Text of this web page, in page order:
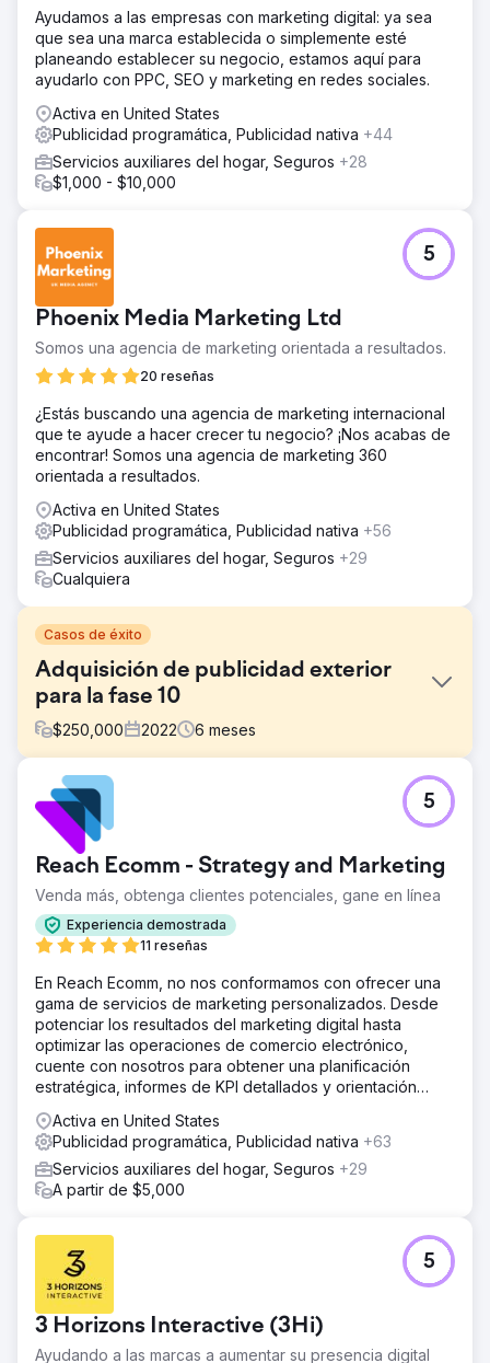
Ayudamos a las empresas con marketing digital: ya sea
que sea una marca establecida o simplemente esté
planeando establecer su negocio, estamos aquí para
ayudarlo con PPC, SEO y marketing en redes sociales.
Activa en United States
Publicidad programática, Publicidad nativa +44
Servicios auxiliares del hogar, Seguros +28
$1,000 - $10,000
Phoenix Media Marketing Ltd
Somos una agencia de marketing orientada a resultados.
20 reseñas
5
¿Estás buscando una agencia de marketing internacional
que te ayude a hacer crecer tu negocio? ¡Nos acabas de
encontrar! Somos una agencia de marketing 360
orientada a resultados.
Activa en United States
Publicidad programática, Publicidad nativa +56
Servicios auxiliares del hogar, Seguros +29
Cualquiera
Casos de éxito
Adquisición de publicidad exterior
para la fase 10
$250,000 2022 6 meses
El reto
Ante el desafío de aumentar el conocimiento de las
aplicaciones de la Fase 10, nuestro equipo ejecutó una
campaña integral de publicidad exterior en DFW, dirigida
al conocimiento y las descargas de aplicaciones.
La solución
Nuestro equipo recopiló una colección de ubicaciones
de estreno. Estas ubicaciones incluyeron 25 quioscos
la ciudad, 7 pantallas digitales en centros comerciales
locales de Dallas y anuncios de retargeting móvil
programático de cortesía basados en el seguimiento de
dispositivos y la proximidad geográfica a los anuncios
OOH.
Anderson Collaborative cumplió con todas las solicitudes
y cumplió con las fechas de entrega ajustadas gracias al
arduo trabajo de nuestro equipo. Todas las ubicaciones
produjeron un total estimado de 11.346.569 impresiones,
Reach Ecomm - Strategy and Marketing
Venda más, obtenga clientes potenciales, gane en línea
Experiencia demostrada
11 reseñas
5
En Reach Ecomm, no nos conformamos con ofrecer una
gama de servicios de marketing personalizados. Desde
potenciar los resultados del marketing digital hasta
optimizar las operaciones de comercio electrónico,
cuente con nosotros para obtener una planificación
estratégica, informes de KPI detallados y orientación
Activa en United States
Publicidad programática, Publicidad nativa +63
Servicios auxiliares del hogar, Seguros +29
A partir de $5,000
3 Horizons Interactive (3Hi)
Ayudando a las marcas a aumentar su presencia digital
5